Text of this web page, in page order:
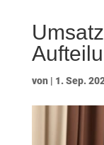
von | 1. Sep.